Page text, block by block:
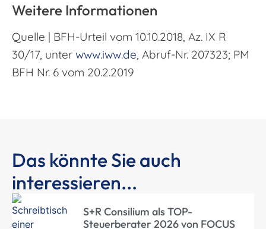
Weitere Informationen
Quelle | BFH-Urteil vom 10.10.2018, Az. IX R
30/17, unter www.iww.de , Abruf-Nr. 207323; PM
BFH Nr. 6 vom 20.2.2019
Das könnte Sie auch
interessieren...
S+R Consilium als TOP-
Steuerberater 2026 von FOCUS